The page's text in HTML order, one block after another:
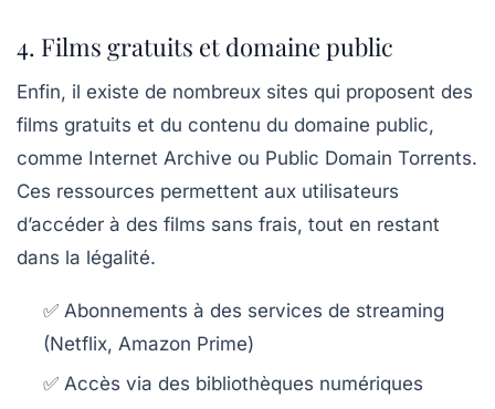
4. Films gratuits et domaine public
Enfin, il existe de nombreux sites qui proposent des
films gratuits et du contenu du domaine public,
comme Internet Archive ou Public Domain Torrents.
Ces ressources permettent aux utilisateurs
d’accéder à des films sans frais, tout en restant
dans la légalité.
✅ Abonnements à des services de streaming
(Netflix, Amazon Prime)
✅ Accès via des bibliothèques numériques